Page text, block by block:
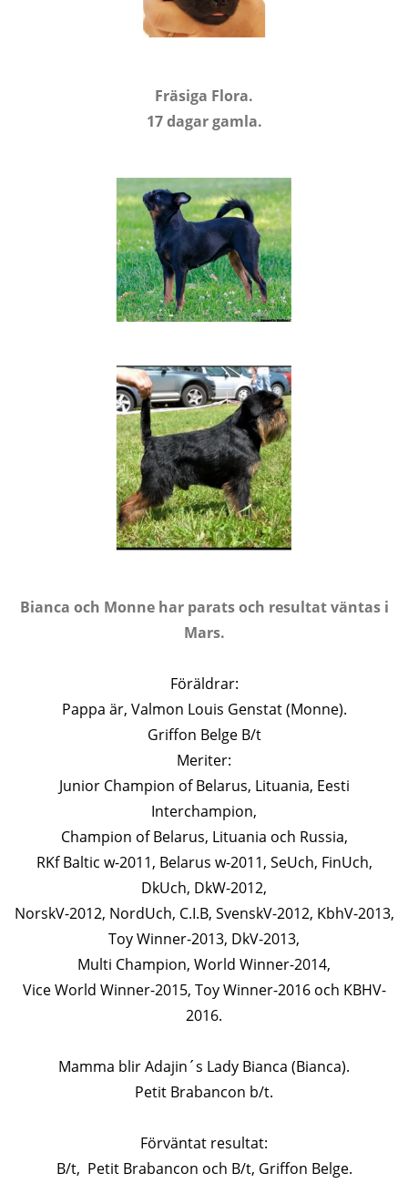
Fräsiga Flora.
17 dagar gamla.
Bianca och Monne har parats och resultat väntas i
Mars.
Föräldrar:
Pappa är, Valmon Louis Genstat (Monne).
Griffon Belge B/t
Meriter:
Junior Champion of Belarus, Lituania, Eesti
Interchampion,
Champion of Belarus, Lituania och Russia,
RKf Baltic w-2011, Belarus w-2011, SeUch, FinUch,
DkUch, DkW-2012,
NorskV-2012, NordUch, C.I.B, SvenskV-2012, KbhV-2013,
Toy Winner-2013, DkV-2013,
Multi Champion, World Winner-2014,
Vice World Winner-2015, Toy Winner-2016 och KBHV-
2016.
Mamma blir Adajin´s Lady Bianca (Bianca).
Petit Brabancon b/t.
Förväntat resultat:
B/t, Petit Brabancon och B/t, Griffon Belge.